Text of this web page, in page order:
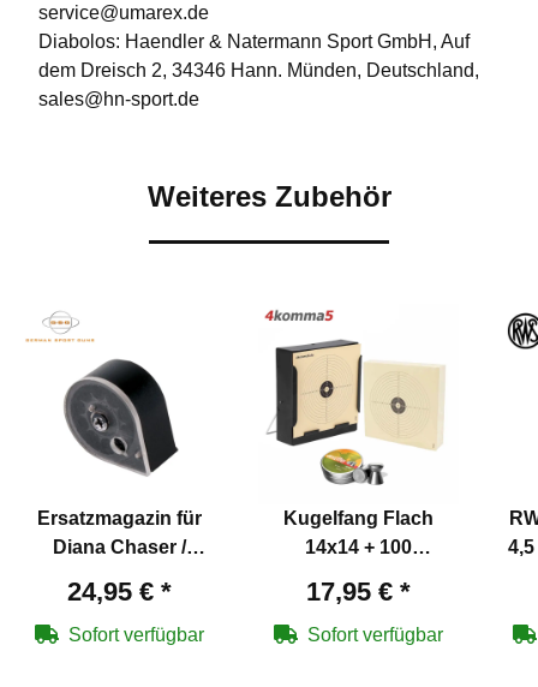
service@umarex.de
Diabolos: Haendler & Natermann Sport GmbH, Auf
dem Dreisch 2, 34346 Hann. Münden, Deutschland,
sales@hn-sport.de
Weiteres Zubehör
Ersatzmagazin für
Diana Chaser /
Trailscout / Airbug
Kaliber 4,5 mm
24,95 € *
Sofort verfügbar
Kugelfang Flach
14x14 + 100
Diabolos
17,95 € *
Sofort verfügbar